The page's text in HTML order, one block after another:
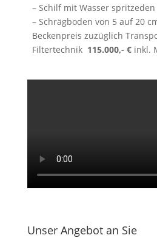
– Schilf mit Wasser
– Schrägboden von 5 auf 20
Beckenpreis zuzüglich
Filtertechnik 115.000,- €inkl.
Unser Angebot an Sie